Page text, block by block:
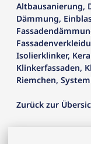
Altbausanierung,
Dämmung,
Isolierklinker,
Klinkerfassaden,
Riemchen,
Zurück zur